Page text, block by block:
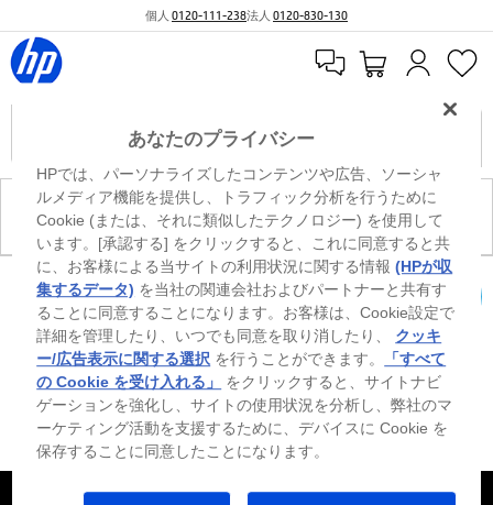
個人 0120-111-238法人 0120-830-130
現在、このカテゴリには商品がありません。
カートを確認
※ Windowsのすべてのエディションまたはバージョンで、すべての機能を使用でき
るわけではありません。Windowsの機能を最大限に活用するには、システムのハ
ードウェア、ドライバー、ソフトウェアのアップグレードおよび/または別途購
入、あるいはBIOSのアップデートが必要になる場合があります。Windowsは自動
的にアップデートされ、有効になります。高速インターネットとMicrosoftアカウ
ントが必要になります。ISPの料金が適用され、今後アップデートの際に要件が追
加される場合があります。http://www.windows.com 外部リンクアイコンをご覧く
ださい。
｜United States HP.com
あなたのプライバシー
HPでは、パーソナライズしたコンテンツや広告、ソーシャ
ルメディア機能を提供し、トラフィック分析を行うために
Cookie (または、それに類似したテクノロジー) を使用して
います。[承認する] をクリックすると、これに同意すると共
に、お客様による当サイトの利用状況に関する情報(HPが収
集するデータ) を当社の関連会社およびパートナーと共有す
ることに同意することになります。お客様は、Cookie設定で
詳細を管理したり、いつでも同意を取り消したり、 クッキ
ー/広告表示に関する選択 を行うことができます。
「すべて
の Cookie を受け入れる」
をクリックすると、サイトナビ
ゲーションを強化し、サイトの使用状況を分析し、弊社のマ
ーケティング活動を支援するために、デバイスに Cookie を
保存することに同意したことになります。